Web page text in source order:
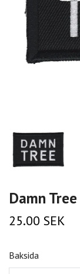
Damn Tree
25.00 SEK
Baksida